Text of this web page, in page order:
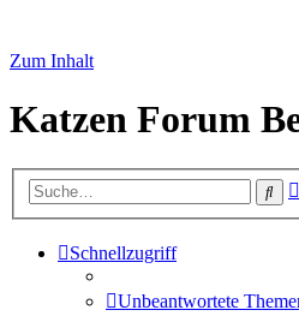
Zum Inhalt
Katzen Forum
Schnellzugriff
Unbeantwortete